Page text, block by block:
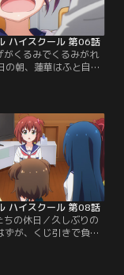
提供：バンダイチャン
ハイスクール 第06話
がくるみでくるみがれ
の朝、蓮華はふと自分
うやら、以前に戦った
神攻撃が原因のようで
は、くるみの姿を利用
とばかりに他の星守た
スキンシップを図ろう
【提供：バンダイチ
ハイスクール 第08話
ちの休日／久しぶりの
が、くじ引きで負け